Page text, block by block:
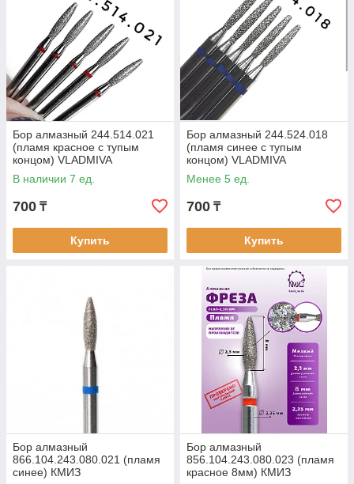
Бор алмазный 244.514.021
(пламя красное с тупым
концом) VLADMIVA
В наличии 7 ед.
700 ₸
Купить
Бор алмазный 244.524.018
(пламя синее с тупым
концом) VLADMIVA
Менее 5 ед.
700 ₸
Купить
Бор алмазный
866.104.243.080.021 (пламя
синее) КМИЗ
Бор алмазный
856.104.243.080.023 (пламя
красное 8мм) КМИЗ